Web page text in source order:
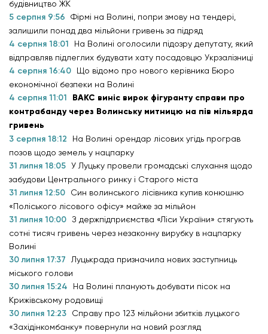
будівництво ЖК
5 серпня 9:56
Фірмі на Волині, попри змову на тендері,
залишили понад два мільйони гривень за підряд
4 серпня 18:01
На Волині оголосили підозру депутату, який
відправляв підлеглих будувати хату посадовцю Укрзалізниці
4 серпня 16:40
Що відомо про нового керівника Бюро
економічної безпеки на Волині
4 серпня 11:01
ВАКС виніс вирок фігуранту справи про
контрабанду через Волинську митницю на пів мільярда
гривень
3 серпня 18:12
На Волині орендар лісових угідь програв
позов щодо земель у нацпарку
31 липня 18:05 У Луцьку провели громадські слухання щодо
забудови Центрального ринку і Старого міста
31 липня 12:50
Син волинського лісівника купив конюшню
«Поліського лісового офісу» майже за мільйон
31 липня 10:00 З держпідприємства «Ліси України» стягують
сотні тисяч гривень через незаконну вирубку в нацпарку
Волині
30 липня 17:37
Луцькрада призначила нових заступниць
міського голови
30 липня 15:24
На Волині планують добувати пісок на
Крижівському родовищі
30 липня 12:23
Справу про 123 мільйони збитків луцького
«Західінкомбанку» повернули на новий розгляд